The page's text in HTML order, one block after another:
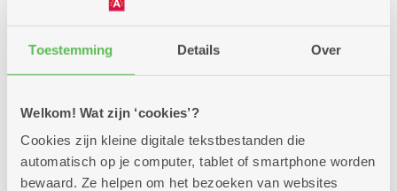
Toestemming Details Over
Welkom! Wat zijn ‘cookies’?
Cookies zijn kleine digitale tekstbestanden die
automatisch op je computer, tablet of smartphone worden
bewaard. Ze helpen om het bezoeken van websites
Klink op de zomer met cocktails of
mocktails
Zon in je glas! In al onze brasserieën en buurtbistro's
staan deze zomer lekkere cocktails en mocktails op de
kaart. Kom je proeven? Op heel wat locaties kan dat
trouwens in een sfeervolle zomerbar!